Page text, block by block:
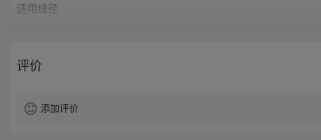
适用线径
评价
添加评价